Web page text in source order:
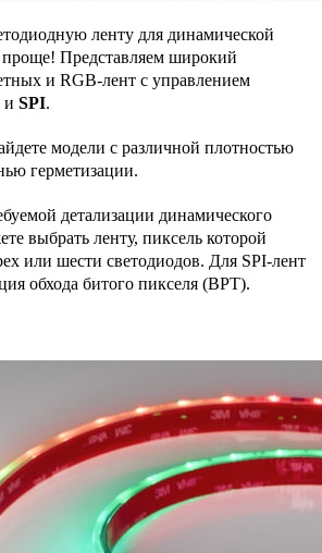
ленту для динамической
проще! Представляем широкий
и RGB-лент с управлением
и SPI.
модели с различной плотностью
герметизации.
детализации динамического
выбрать ленту, пиксель которой
или шести светодиодов. Для SPI-лент
обхода битого пикселя (BPT).